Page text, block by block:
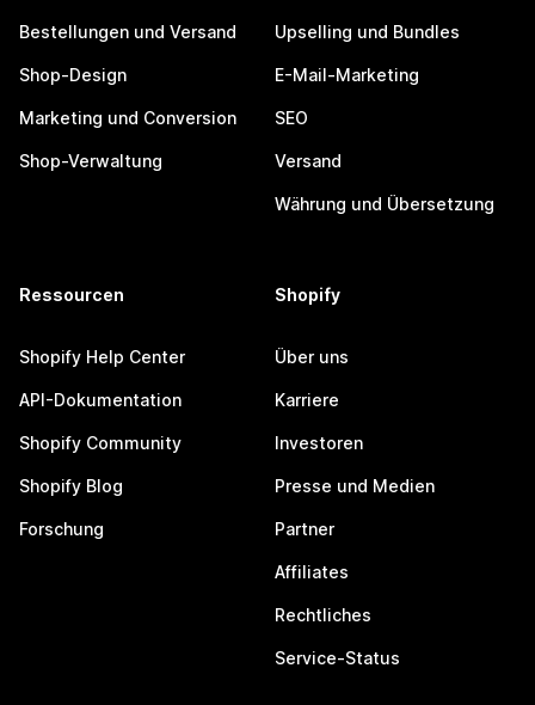
Bestellungen und Versand
Shop-Design
Marketing und Conversion
Shop-Verwaltung
Upselling und Bundles
E-Mail-Marketing
SEO
Versand
Währung und Übersetzung
Ressourcen
Shopify Help Center
API-Dokumentation
Shopify Community
Shopify Blog
Forschung
Shopify
Über uns
Karriere
Investoren
Presse und Medien
Partner
Affiliates
Rechtliches
Service-Status